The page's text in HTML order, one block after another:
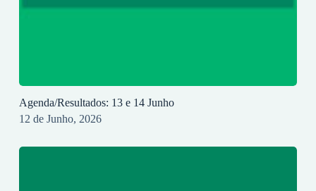
Agenda/Resultados: 13 e 14 Junho
12 de Junho, 2026